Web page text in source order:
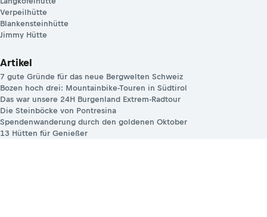
Verpeilhütte
Blankensteinhütte
Jimmy Hütte
Artikel
7 gute Gründe für das neue Bergwelten Schweiz
Bozen hoch drei: Mountainbike-Touren in Südtirol
Das war unsere 24H Burgenland Extrem-Radtour
Die Steinböcke von Pontresina
Spendenwanderung durch den goldenen Oktober
13 Hütten für Genießer